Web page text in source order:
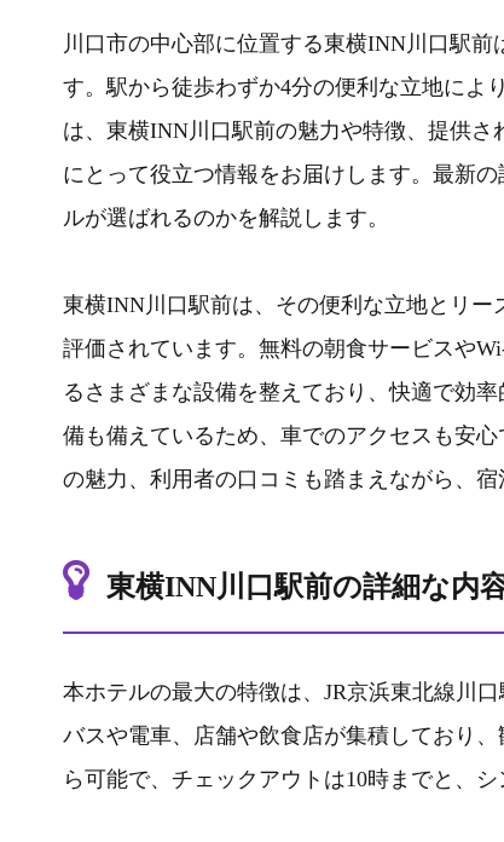
川口市の中心部に位置する東横INN川口駅
す。駅から徒歩わずか4分の便利な立地によ
は、東横INN川口駅前の魅力や特徴、提供
にとって役立つ情報をお届けします。最新
ルが選ばれるのかを解説します。
東横INN川口駅前は、その便利な立地とリー
評価されています。無料の朝食サービスや
るさまざまな設備を整えており、快適で効
備も備えているため、車でのアクセスも安
の魅力、利用者の口コミも踏まえながら、宿
東横INN川口駅前の詳細な内
本ホテルの最大の特徴は、JR京浜東北線川
バスや電車、店舗や飲食店が集積しており
ら可能で、チェックアウトは10時までと、